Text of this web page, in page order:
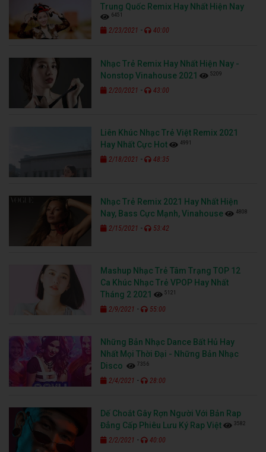
Trung Quốc Remix Hay Nhất Hiện Nay
6451
2/23/2021 - 40:00
Nhạc Trẻ Remix Hay Nhất Hiện Nay -
Nonstop Vinahouse 2021
5209
2/20/2021 - 43:00
Liên Khúc Nhạc Trẻ Việt Remix 2021
Hay Nhất Cực Hot
4991
2/18/2021 - 48:35
Nhạc Trẻ Remix 2021 Hay Nhất Hiện
Nay, Bass Cực Mạnh, Vinahouse
4808
2/15/2021 - 53:42
Mashup Nhạc Trẻ Tâm Trạng TOP 12
Ca Khúc Nhạc Trẻ VPOP Hay Nhất
Tháng 2 2021
5121
2/9/2021 - 55:00
Những Bản Nhạc Dance Bất Hủ Hay
Nhất Mọi Thời Đại - Những Bản Nhạc
Disco
7356
2/4/2021 - 28:00
Dế Choắt Gây Rợn Người Với Bản Rap
Đẳng Cấp Phiêu Lưu Ký Rap Việt
3582
2/2/2021 - 40:00